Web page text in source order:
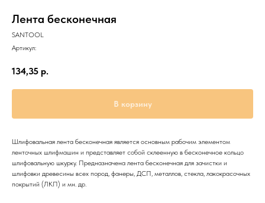
Лента бесконечная
SANTOOL
Артикул:
134,35 р.
В корзину
Шлифовальная лента бесконечная является основным рабочим элементом
ленточных шлифмашин и представляет собой склеенную в бесконечное кольцо
шлифовальную шкурку. Предназначена лента бесконечная для зачистки и
шлифовки древесины всех пород, фанеры, ДСП, металлов, стекла, лакокрасочных
покрытий (ЛКП) и мн. др.